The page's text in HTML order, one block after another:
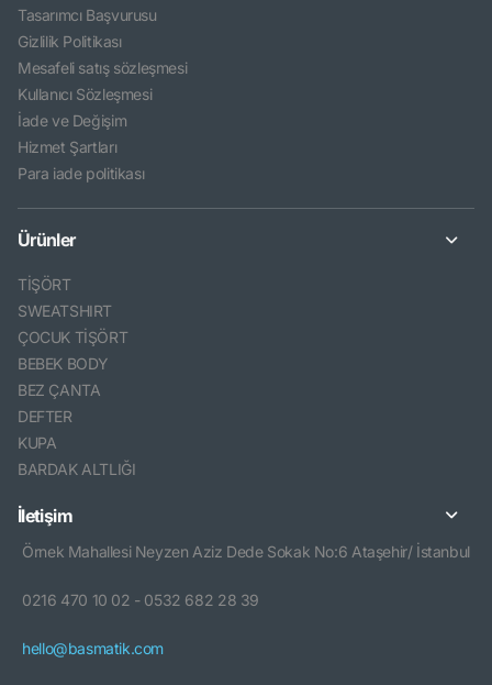
Tasarımcı Başvurusu
Gizlilik Politikası
Mesafeli satış sözleşmesi
Kullanıcı Sözleşmesi
İade ve Değişim
Hizmet Şartları
Para iade politikası
Ürünler
TİŞÖRT
SWEATSHIRT
ÇOCUK TİŞÖRT
BEBEK BODY
BEZ ÇANTA
DEFTER
KUPA
BARDAK ALTLIĞI
İletişim
Örnek Mahallesi Neyzen Aziz Dede Sokak No:6 Ataşehir/ İstanbul
0216 470 10 02 - 0532 682 28 39
hello@basmatik.com